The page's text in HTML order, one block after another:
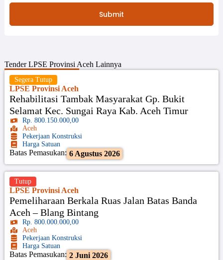
Submit
TenderLPSE Provinsi Aceh Lainnya
LPSE Provinsi Aceh
Rehabilitasi Tambak Masyarakat Gp. Bukit
Selamat Kec. Sungai Raya Kab. Aceh Timur
Rp. 800.150.000,00
Aceh
Pekerjaan Konstruksi
Harga Satuan
Batas Pemasukan: 6 Agustus 2026
Segera Tutup
LPSE Provinsi Aceh
Pemeliharaan Berkala Ruas Jalan Batas Banda
Aceh – Blang Bintang
Rp. 800.000.000,00
Aceh
Pekerjaan Konstruksi
Harga Satuan
Batas Pemasukan: 2 Juni 2026
Tutup